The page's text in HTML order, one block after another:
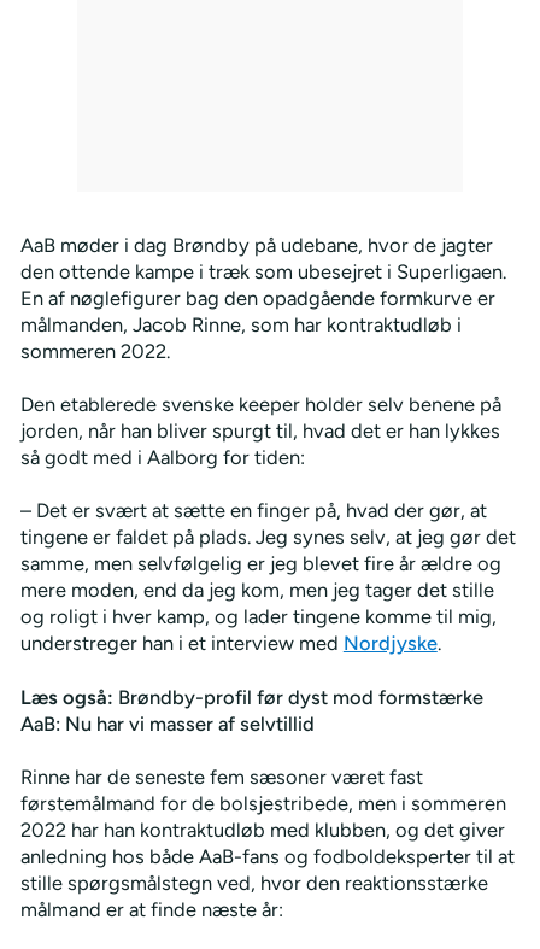
AaB møder i dag Brøndby på udebane, hvor de jagter
den ottende kampe i træk som ubesejret i Superligaen.
En af nøglefigurer bag den opadgående formkurve er
målmanden, Jacob Rinne, som har kontraktudløb i
sommeren 2022.
Den etablerede svenske keeper holder selv benene på
jorden, når han bliver spurgt til, hvad det er han lykkes
så godt med i Aalborg for tiden:
– Det er svært at sætte en finger på, hvad der gør, at
tingene er faldet på plads. Jeg synes selv, at jeg gør det
samme, men selvfølgelig er jeg blevet fire år ældre og
mere moden, end da jeg kom, men jeg tager det stille
og roligt i hver kamp, og lader tingene komme til mig,
understreger han i et interview med Nordjyske.
Læs også: Brøndby-profil før dyst mod formstærke
AaB: Nu har vi masser af selvtillid
Rinne har de seneste fem sæsoner været fast
førstemålmand for de bolsjestribede, men i sommeren
2022 har han kontraktudløb med klubben, og det giver
anledning hos både AaB-fans og fodboldeksperter til at
stille spørgsmålstegn ved, hvor den reaktionsstærke
målmand er at finde næste år: